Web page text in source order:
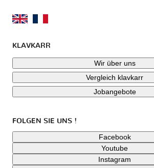
KLAVKARR
Wir über uns
Vergleich klavkarr
Jobangebote
FOLGEN SIE UNS !
Facebook
Youtube
Instagram